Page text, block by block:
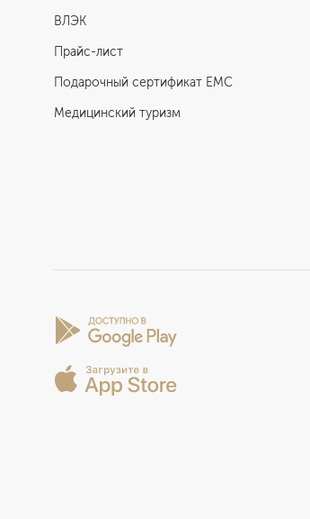
ВЛЭК
Прайс-лист
Подарочный сертификат EMC
Медицинский туризм